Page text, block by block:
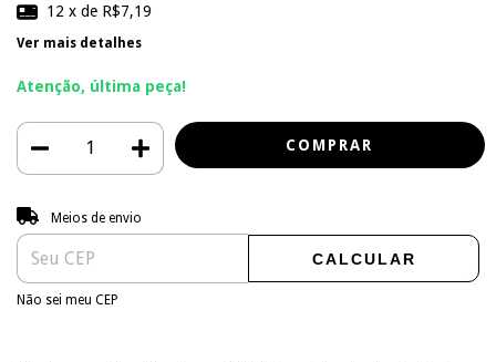
12 x de R$7,19
Ver mais detalhes
Atenção, última peça!
Entregas para o CEP:
Meios de envio
CALCULAR
Não sei meu CEP